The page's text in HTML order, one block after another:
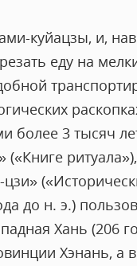
куйацзы, и,
еду на
более 3 тысяч
до н. э.)
Хань (206
Хэнань, а